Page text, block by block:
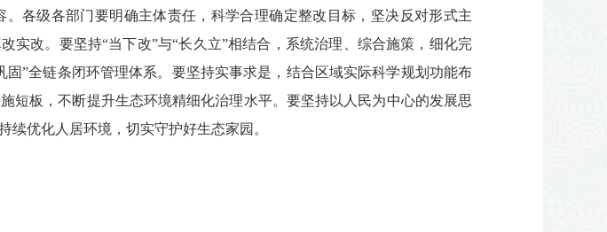
各级各部门要明确主体责任，科学合理确定整改目标，坚决反对形式主
实改。要坚持“当下改”与“长久立”相结合，系统治理、综合施策，细化完
全链条闭环管理体系。要坚持实事求是，结合区域实际科学规划功能布
短板，不断提升生态环境精细化治理水平。要坚持以人民为中心的发展思
优化人居环境，切实守护好生态家园。